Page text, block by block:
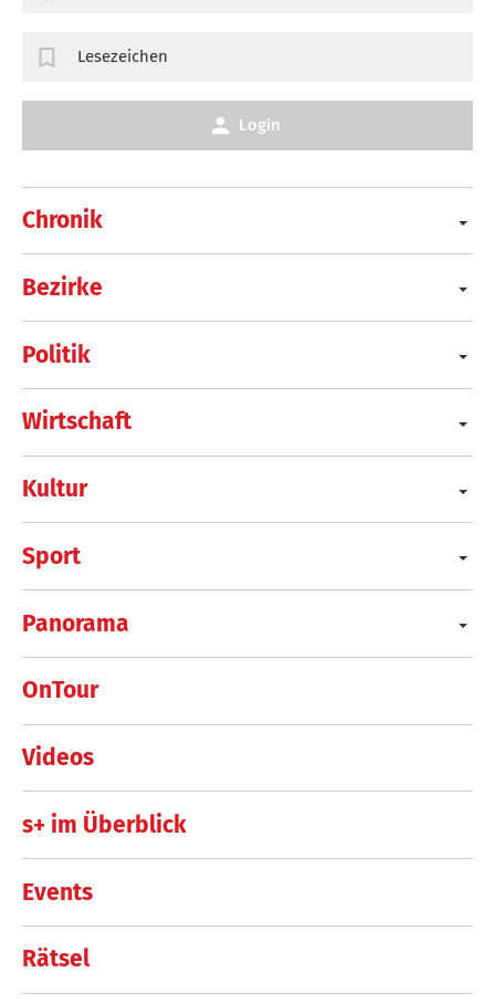
Chronik
Bezirke
Politik
Wirtschaft
Kultur
Sport
Panorama
OnTour
Videos
s+ im Überblick
Events
Rätsel
Lesezeichen
Login